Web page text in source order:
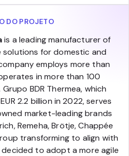
DO PROJETO
is a leading manufacturer of
for domestic and
employs more than
in more than 100
BDR Thermea, which
2.2 billion in 2022, serves
market-leading brands
Remeha, Brötje, Chappée
transforming to align with
to adopt a more agile